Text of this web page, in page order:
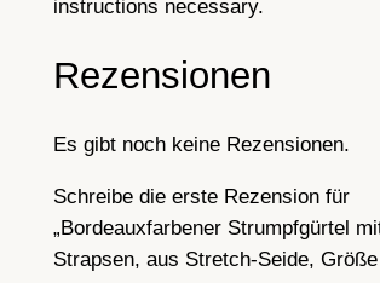
t
S
a
instructions necessary.
Rezensionen
Es gibt noch keine Rezensionen.
Schreibe die erste Rezension für
„Bordeauxfarbener Strumpfgürtel
Strapsen, aus Stretch-Seide, Größe